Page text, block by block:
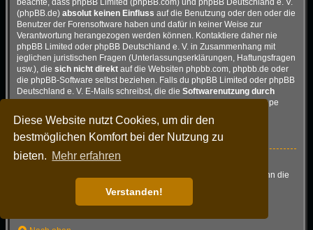
Diese Website nutzt Cookies, um dir den
bestmöglichen Komfort bei der Nutzung zu
bieten. Mehr erfahren
Verstanden!
(phpBB.de) absolut keinen Einfluss auf die Benutzung oder den oder die
Benutzer der Forensoftware haben und dafür in keiner Weise zur
Verantwortung herangezogen werden können. Kontaktiere daher nie
phpBB Limited oder phpBB Deutschland e. V. in Zusammenhang mit
jeglichen juristischen Fragen (Unterlassungserklärungen, Haftungsfragen
usw.), die sich nicht direkt auf die Websiten phpbb.com, phpbb.de oder
die phpBB-Software selbst beziehen. Falls du phpBB Limited oder phpBB
Deutschland e. V. E-Mails schreibst, die die Softwarenutzung durch
Drittebetreffen, so wirst du, wenn überhaupt, höchstens eine knappe
Nach oben
Wie kann ich einen Administrator des Boards kontaktieren?
Alle Benutzer des Boards können das Kontaktformular nutzen, wenn die
Mitglieder des Boards können zusätzlich den Link „Das Team“